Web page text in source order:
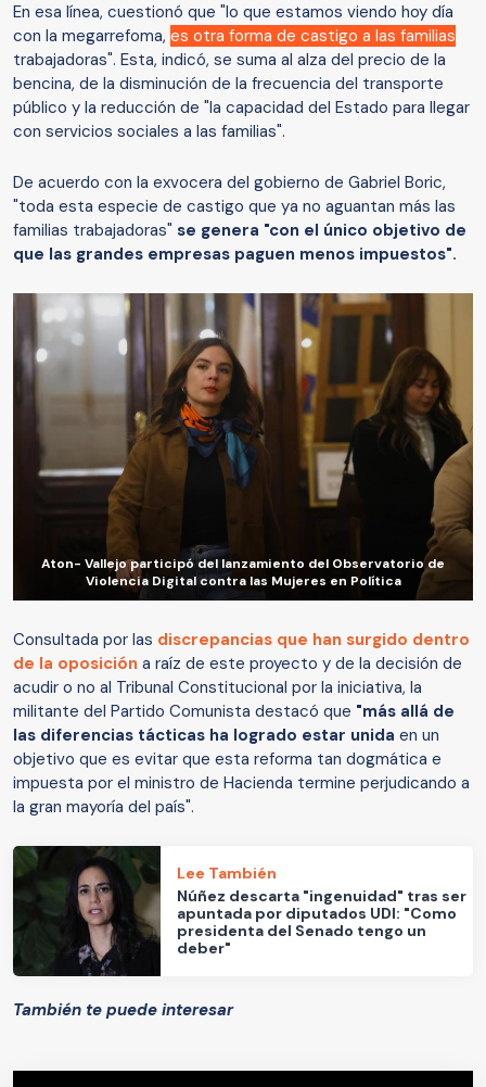
En esa línea, cuestionó que "lo que estamos viendo hoy día
con la megarrefoma, es otra forma de castigo a las familias
trabajadoras". Esta, indicó, se suma al alza del precio de la
bencina, de la disminución de la frecuencia del transporte
público y la reducción de "la capacidad del Estado para llegar
con servicios sociales a las familias".
De acuerdo con la exvocera del gobierno de Gabriel Boric,
"toda esta especie de castigo que ya no aguantan más las
familias trabajadoras" se genera "con el único objetivo de
que las grandes empresas paguen menos impuestos".
Aton- Vallejo participó del lanzamiento del Observatorio de
Violencia Digital contra las Mujeres en Política
Consultada por las discrepancias que han surgido dentro
de la oposición a raíz de este proyecto y de la decisión de
acudir o no al Tribunal Constitucional por la iniciativa, la
militante del Partido Comunista destacó que "más allá de
las diferencias tácticas ha logrado estar unida en un
objetivo que es evitar que esta reforma tan dogmática e
impuesta por el ministro de Hacienda termine perjudicando a
la gran mayoría del país".
Lee También
Núñez descarta "ingenuidad" tras ser
apuntada por diputados UDI: "Como
presidenta del Senado tengo un
deber"
También te puede interesar